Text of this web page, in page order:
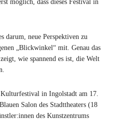
möglich, dass dieses Festival in
darum, neue Perspektiven zu
„Blickwinkel“ mit. Genau das
wie spannend es ist, die Welt
in Ingolstadt am 17.
Salon des Stadttheaters (18
des Kunstzentrums